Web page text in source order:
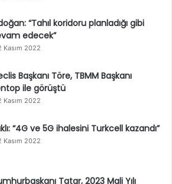
“Tahıl koridoru planladığı gibi
edecek”
Kasım 2022
Başkanı Töre, TBMM Başkanı
ile görüştü
Kasım 2022
“4G ve 5G ihalesini Turkcell kazandı”
Kasım 2022
Tatar, 2023 Mali Yılı